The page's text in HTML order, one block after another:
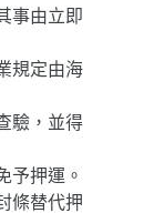
事由立即
規定由海
驗，並得
予押運。
條替代押